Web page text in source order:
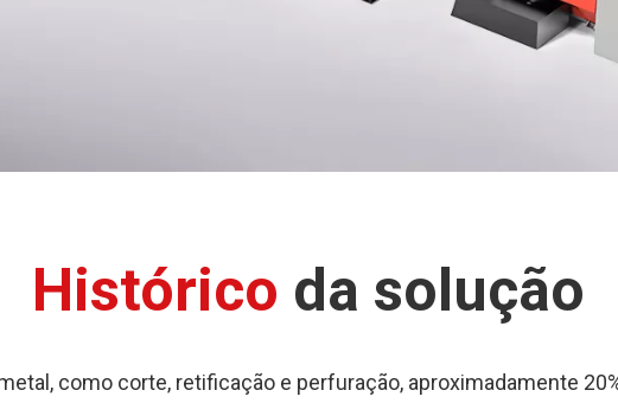
Histórico da solução
como corte, retificação e perfuração, aproximadamente